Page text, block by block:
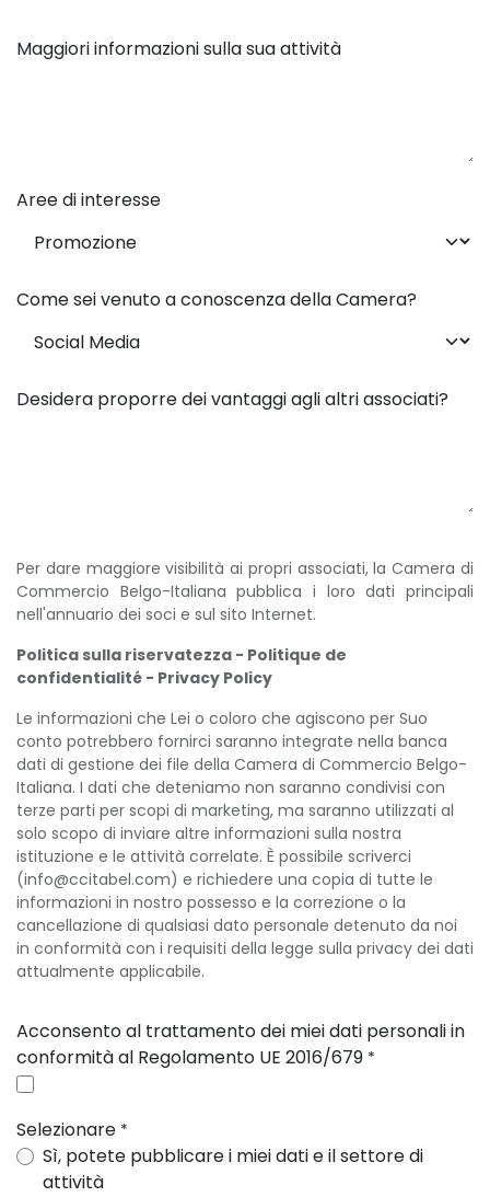
Maggiori informazioni sulla sua attività
Aree di interesse
Come sei venuto a conoscenza della Camera?
Desidera proporre dei vantaggi agli altri associati?
Per dare maggiore visibilità ai propri associati, la Camera di
Commercio Belgo-Italiana pubblica i loro dati principali
nell'annuario dei soci e sul sito Internet.
Politica sulla riservatezza - Politique de
confidentialité - Privacy Policy
Le informazioni che Lei o coloro che agiscono per Suo
conto potrebbero fornirci saranno integrate nella banca
dati di gestione dei file della Camera di Commercio Belgo-
Italiana. I dati che deteniamo non saranno condivisi con
terze parti per scopi di marketing, ma saranno utilizzati al
solo scopo di inviare altre informazioni sulla nostra
istituzione e le attività correlate. È possibile scriverci
(info@ccitabel.com) e richiedere una copia di tutte le
informazioni in nostro possesso e la correzione o la
cancellazione di qualsiasi dato personale detenuto da noi
in conformità con i requisiti della legge sulla privacy dei dati
attualmente applicabile.
Acconsento al trattamento dei miei dati personali in
conformità al Regolamento UE 2016/679 *
Selezionare *
Sì, potete pubblicare i miei dati e il settore di
attività